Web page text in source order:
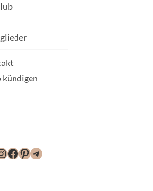
kündigen
Facebook
Pinterest
Telegram